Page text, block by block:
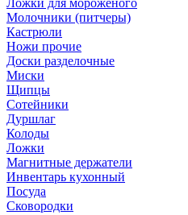
Ложки для мороженого
Молочники (питчеры)
Кастрюли
Ножи прочие
Доски разделочные
Миски
Щипцы
Сотейники
Дуршлаг
Колоды
Ложки
Магнитные держатели
Инвентарь кухонный
Посуда
Сковородки